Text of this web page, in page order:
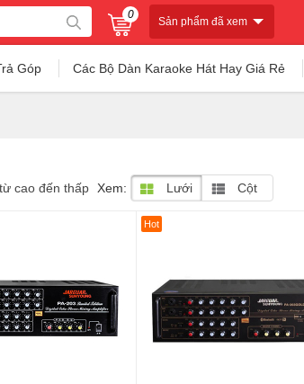
0
Sản phẩm đã xem
Góp Các Bộ Dàn Karaoke Hát Hay Giá Rẻ
cao đến thấp Xem: Lưới Cột
Hot